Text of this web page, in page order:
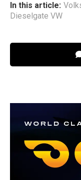
In this article:
Dieselgate VW